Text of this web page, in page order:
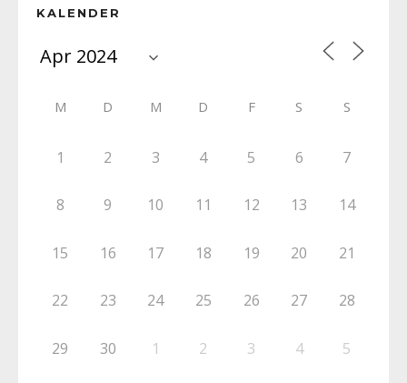
KALENDER
M D M D F S S
1 2 3 4 5 6 7
8 9 10 11 12 13 14
15 16 17 18 19 20 21
22 23 24 25 26 27 28
29 30 1 2 3 4 5